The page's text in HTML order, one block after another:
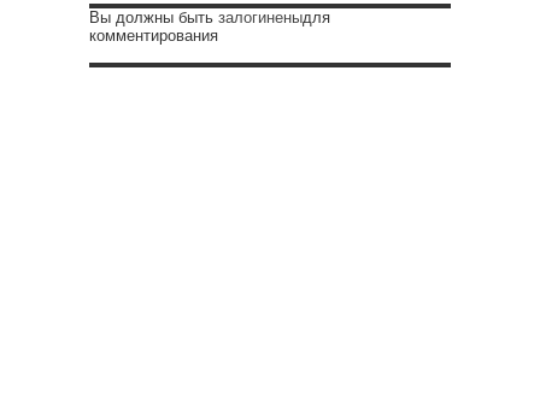
Вы должны быть залогиненыдля
комментирования